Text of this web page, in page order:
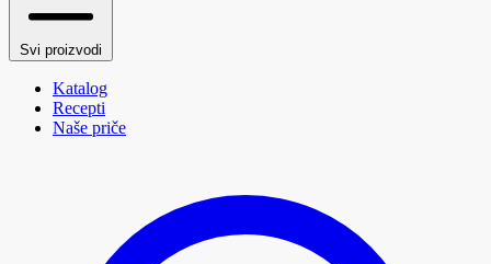
Svi proizvodi
Katalog
Recepti
Naše priče